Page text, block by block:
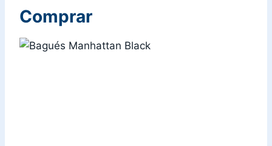
Comprar